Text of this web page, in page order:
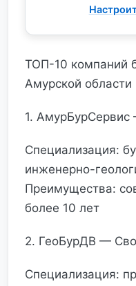
ТОП-10 компаний
Амурской области
1.
Специализация:
инженерно-
Преимущества:
более 10 лет
2. ГеоБурДВ —
Специализация: